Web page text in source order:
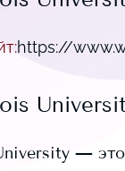
:https://
— это